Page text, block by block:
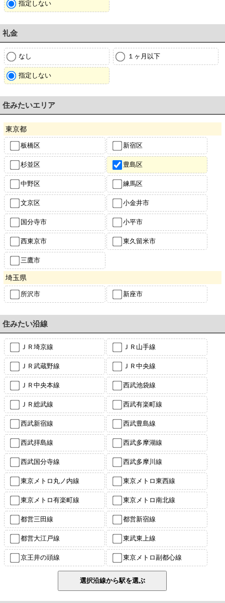
指定しない
礼金
なし １ヶ月以下
指定しない
住みたいエリア
東京都
板橋区 新宿区
杉並区 豊島区
中野区 練馬区
文京区 小金井市
国分寺市 小平市
西東京市 東久留米市
三鷹市
埼玉県
所沢市 新座市
住みたい沿線
ＪＲ埼京線 ＪＲ山手線
ＪＲ武蔵野線 ＪＲ中央線
ＪＲ中央本線 西武池袋線
ＪＲ総武線 西武有楽町線
西武新宿線 西武豊島線
西武拝島線 西武多摩湖線
西武国分寺線 西武多摩川線
東京メトロ丸ノ内線 東京メトロ東西線
東京メトロ有楽町線 東京メトロ南北線
都営三田線 都営新宿線
都営大江戸線 東武東上線
京王井の頭線 東京メトロ副都心線